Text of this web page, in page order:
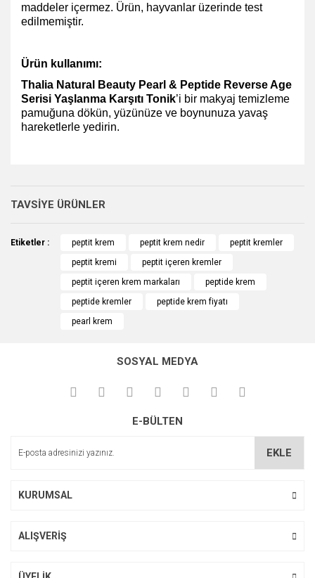
maddeler içermez. Ürün, hayvanlar üzerinde test
edilmemiştir.
Ürün kullanımı:
Thalia Natural Beauty Pearl & Peptide Reverse Age
Serisi Yaşlanma Karşıtı Tonik’i bir makyaj temizleme
pamuğuna dökün, yüzünüze ve boynunuza yavaş
hareketlerle yedirin.
kullanarak tarafımıza iletebilirsiniz.
Görüş ve önerileriniz için teşekkür ederiz.
Ürün resmi kalitesiz, bozuk veya görüntülenemiyor.
Ürün açıklamasında eksik bilgiler bulunuyor.
Ürün bilgilerinde hatalar bulunuyor.
Ürün fiyatı diğer sitelerden daha pahalı.
Bu ürüne benzer farklı alternatifler olmalı.
Gönder
TAVSİYE ÜRÜNLER
Thalia Pearl & Peptide Göz Çevresi Kremi
90,65 TL
Etiketler : peptit krem peptit krem nedir
peptit kremler
peptit kremi
peptit içeren kremler
peptit içeren krem markaları
peptide krem
peptide kremler
peptide krem fiyatı
pearl krem
SOSYAL MEDYA
E-BÜLTEN
EKLE
KURUMSAL
ALIŞVERİŞ